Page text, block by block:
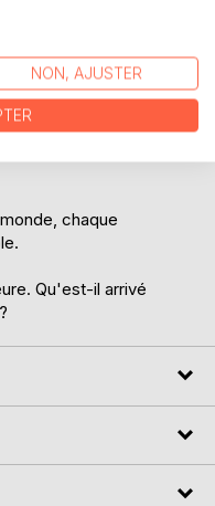
qui doit faire ses
de ce mystère.
amour improbable
chaque
Qu'est-il arrivé
NON, AJUSTER